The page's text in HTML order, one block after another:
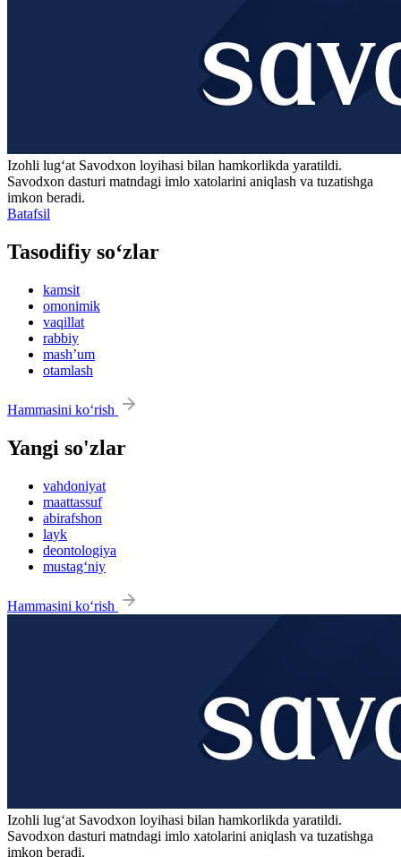
Izohli lugʻat Savodxon loyihasi bilan hamkorlikda yaratildi.
Savodxon dasturi matndagi imlo xatolarini aniqlash va tuzatishga
imkon beradi.
Batafsil
Tasodifiy so‘zlar
kamsit
omonimik
vaqillat
rabbiy
mashʼum
otamlash
Hammasini ko‘rish
Yangi so'zlar
vahdoniyat
maattassuf
abirafshon
layk
deontologiya
mustag‘niy
Hammasini ko‘rish
Izohli lugʻat Savodxon loyihasi bilan hamkorlikda yaratildi.
Savodxon dasturi matndagi imlo xatolarini aniqlash va tuzatishga
imkon beradi.